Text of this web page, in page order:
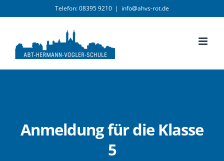
Telefon: 08395 9210 | info@ahvs-rot.de
Anmeldung für die Klasse
5